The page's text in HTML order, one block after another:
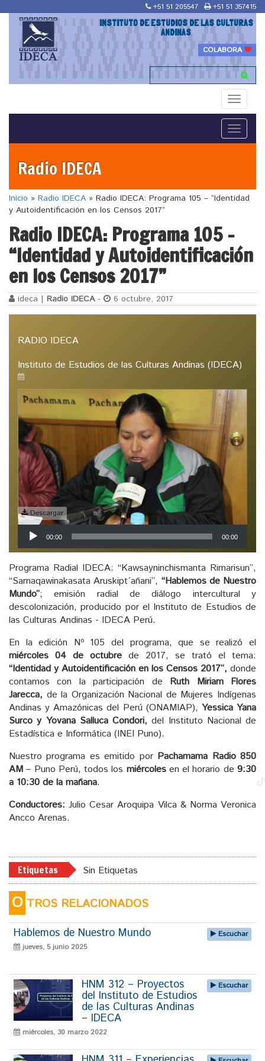
+51 51 205547 +51 51 357415
INSTITUTO DE ESTUDIOS DE LAS CULTURAS
ANDINAS
COLABORA
Toggle
Toggle
Radio IDECA
Inicio » Radio IDECA » Radio IDECA: Programa 105 – “Identidad
y Autoidentificación en los Censos 2017”
Radio IDECA: Programa 105 –
“Identidad y Autoidentificación
en los Censos 2017”
ideca | Radio IDECA- 6 octubre, 2017
RADIO IDECA
Instituto de Estudios de las Culturas Andinas (IDECA)
Descargar
Reproductor
de
audio
00:00 00:00
Programa Radial IDECA: “Kawsayninchismanta Rimarisun”,
“Sarnaqawinakasata Aruskipt´añani”, “Hablemos de Nuestro
Mundo”; emisión radial de diálogo intercultural y
descolonización, producido por el Instituto de Estudios de
las Culturas Andinas - IDECA Perú.
En la edición Nº 105 del programa, que se realizó el
miércoles 04 de octubre de 2017, se trató el tema:
“Identidad y Autoidentificación en los Censos 2017”, donde
contamos con la participación de Ruth Miriam Flores
Jarecca, de la Organización Nacional de Mujeres Indígenas
Andinas y Amazónicas del Perú (ONAMIAP), Yessica Yana
Surco y Yovana Salluca Condori, del Instituto Nacional de
Estadística e Informática (INEI Puno).
Nuestro programa es emitido por Pachamama Radio 850
AM – Puno Perú, todos los miércolesen el horario de9:30
a 10:30 de la mañana.
Conductores: Julio Cesar Aroquipa Vilca & Norma Veronica
Ancco Arenas.
Etiquetas Sin Etiquetas
O TROS RELACIONADOS
Hablemos de Nuestro Mundo
jueves, 5 junio 2025
Escuchar
HNM 312 – Proyectos
del Instituto de Estudios
de las Culturas Andinas
– IDECA
miércoles, 30 marzo 2022
Escuchar